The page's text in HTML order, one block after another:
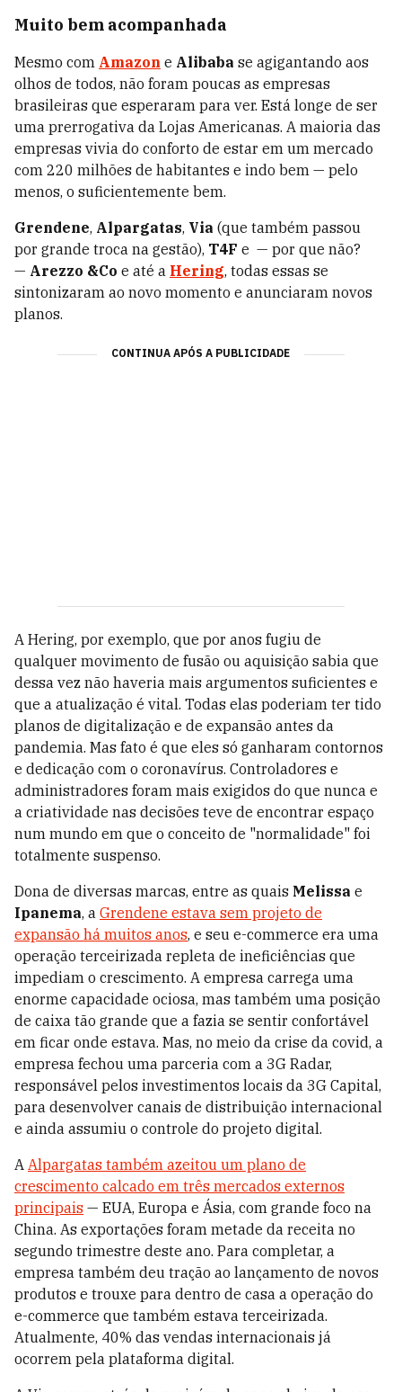
Muito bem acompanhada
Mesmo com Amazon e Alibaba se agigantando aos
olhos de todos, não foram poucas as empresas
brasileiras que esperaram para ver. Está longe de ser
uma prerrogativa da Lojas Americanas. A maioria das
empresas vivia do conforto de estar em um mercado
com 220 milhões de habitantes e indo bem — pelo
menos, o suficientemente bem.
Grendene, Alpargatas, Via (que também passou
por grande troca na gestão), T4F e — por que não?
— Arezzo &Co e até a Hering, todas essas se
sintonizaram ao novo momento e anunciaram novos
planos.
CONTINUA APÓS A PUBLICIDADE
A Hering, por exemplo, que por anos fugiu de
qualquer movimento de fusão ou aquisição sabia que
dessa vez não haveria mais argumentos suficientes e
que a atualização é vital. Todas elas poderiam ter tido
planos de digitalização e de expansão antes da
pandemia. Mas fato é que eles só ganharam contornos
e dedicação com o coronavírus. Controladores e
administradores foram mais exigidos do que nunca e
a criatividade nas decisões teve de encontrar espaço
num mundo em que o conceito de "normalidade" foi
totalmente suspenso.
Dona de diversas marcas, entre as quais Melissa e
Ipanema, a Grendene estava sem projeto de
expansão há muitos anos, e seu e-commerce era uma
operação terceirizada repleta de ineficiências que
impediam o crescimento. A empresa carrega uma
enorme capacidade ociosa, mas também uma posição
de caixa tão grande que a fazia se sentir confortável
em ficar onde estava. Mas, no meio da crise da covid, a
empresa fechou uma parceria com a 3G Radar,
responsável pelos investimentos locais da 3G Capital,
para desenvolver canais de distribuição internacional
e ainda assumiu o controle do projeto digital.
A Alpargatas também azeitou um plano de
crescimento calcado em três mercados externos
principais — EUA, Europa e Ásia, com grande foco na
China. As exportações foram metade da receita no
segundo trimestre deste ano. Para completar, a
empresa também deu tração ao lançamento de novos
produtos e trouxe para dentro de casa a operação do
e-commerce que também estava terceirizada.
Atualmente, 40% das vendas internacionais já
ocorrem pela plataforma digital.